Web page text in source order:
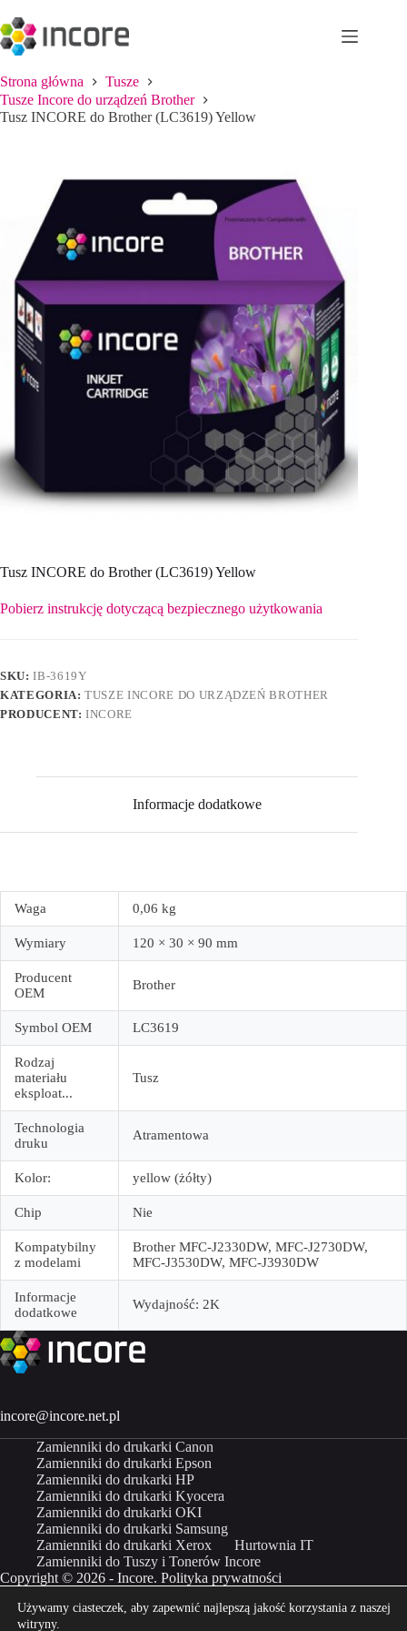
do
treści
Strona główna
Tusze
Tusze Incore do urządzeń Brother
Tusz INCORE do Brother (LC3619) Yellow
Tusz INCORE do Brother (LC3619) Yellow
Pobierz instrukcję dotyczącą bezpiecznego użytkowania
SKU:IB-3619Y
KATEGORIA:TUSZE INCORE DO URZĄDZEŃ BROTHER
PRODUCENT:INCORE
Informacje dodatkowe
Waga 0,06 kg
Wymiary 120 × 30 × 90 mm
Producent
OEM
Brother
Symbol OEM LC3619
Rodzaj
materiału
eksploat...
Tusz
Technologia
druku
Atramentowa
Kolor: yellow (żółty)
Chip Nie
Kompatybilny
z modelami
Brother MFC-J2330DW, MFC-J2730DW,
MFC-J3530DW, MFC-J3930DW
Informacje
dodatkowe
Wydajność: 2K
incore@incore.net.pl
Zamienniki do drukarki Canon
Zamienniki do drukarki Epson
Zamienniki do drukarki HP
Zamienniki do drukarki Kyocera
Zamienniki do drukarki OKI
Zamienniki do drukarki Samsung
Zamienniki do drukarki Xerox
Hurtownia IT
Zamienniki do Tuszy i Tonerów Incore
Copyright © 2026 - Incore. Polityka prywatności
Właścicielem marki Incore jest Incom Group SA
Używamy ciasteczek, aby zapewnić najlepszą jakość korzystania z naszej
witryny.